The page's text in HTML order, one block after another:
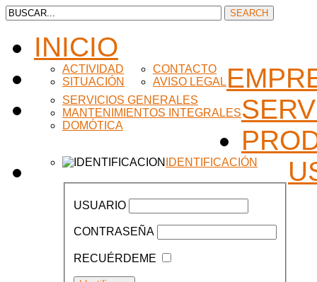
INICIO
ACTIVIDAD
SITUACIÓN
CONTACTO
AVISO LEGAL
SERVICIOS GENERALES
MANTENIMIENTOS INTEGRALES
DOMÓTICA
IDENTIFICACIÓN
USUARIO
CONTRASEÑA
RECUÉRDEME